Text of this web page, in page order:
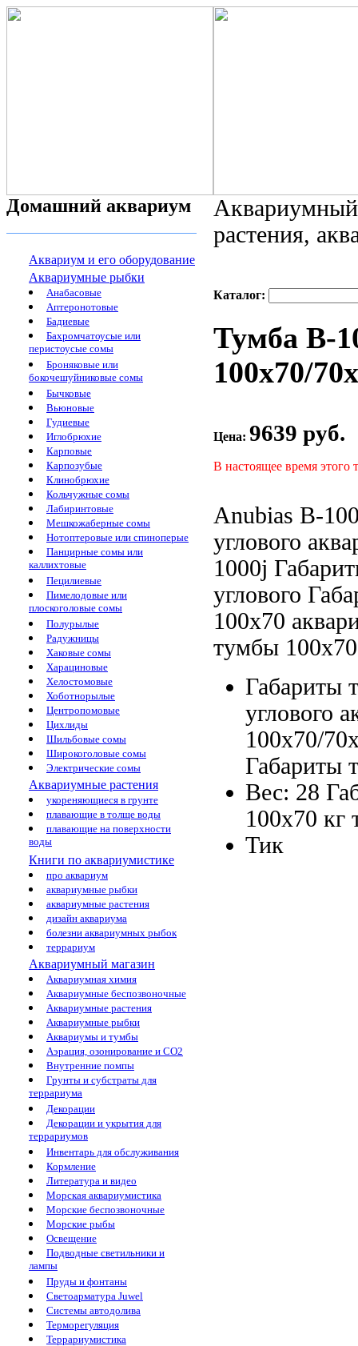
Домашний аквариум
Аквариум и его оборудование
Аквариумные рыбки
Анабасовые
Аптеронотовые
Бадиевые
Бахромчатоусые или
перистоусые сомы
Броняковые или
бокочешуйниковые сомы
Бычковые
Вьюновые
Гудиевые
Иглобрюхие
Карповые
Карпозубые
Клинобрюхие
Кольчужные сомы
Лабиринтовые
Мешкожаберные сомы
Нотоптеровые или спиноперые
Панцирные сомы или
каллихтовые
Пецилиевые
Пимелодовые или
плоскоголовые сомы
Полурылые
Радужницы
Хаковые сомы
Харациновые
Хелостомовые
Хоботнорылые
Центропомовые
Цихлиды
Шильбовые сомы
Широкоголовые сомы
Электрические сомы
Аквариумные растения
укореняющиеся в грунте
плавающие в толще воды
плавающие на поверхности
воды
Книги по аквариумистике
про аквариум
аквариумные рыбки
аквариумные растения
дизайн аквариума
болезни аквариумных рыбок
террариум
Аквариумный магазин
Аквариумная химия
Аквариумные беспозвоночные
Аквариумные растения
Аквариумные рыбки
Аквариумы и тумбы
Аэрация, озонирование и CO2
Внутренние помпы
Грунты и субстраты для
террариума
Декорации
Декорации и укрытия для
террариумов
Инвентарь для обслуживания
Кормление
Литература и видео
Морская аквариумистика
Морские беспозвоночные
Морские рыбы
Освещение
Подводные светильники и
лампы
Пруды и фонтаны
Светоарматура Juwel
Системы автодолива
Терморегуляция
Террариумистика
растения,
Каталог:
Тумба B-
100x70/
Цена: 9639 руб.
В настоящее время этого
Anubias B-
углового
1000j
углового
100x70
тумбы
Габариты
углового
100x70/
Габариты
Вес: 28
100x70 кг
Тик